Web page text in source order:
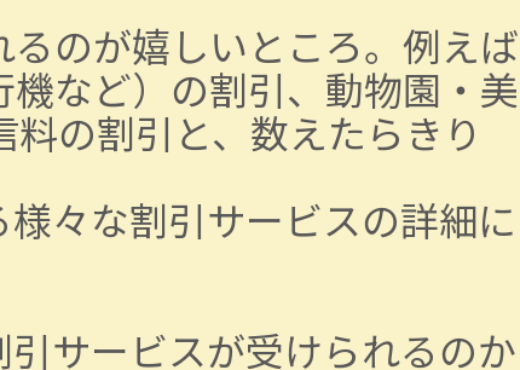
のが嬉しいところ。例えば
など）の割引、動物園・美
の割引と、数えたらきり
々な割引サービスの詳細に
サービスが受けられるのか